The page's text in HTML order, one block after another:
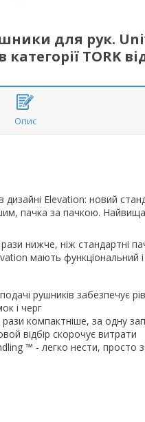
для рук.
TORK
Опис
Elevation: новий
пачка за пачкою. Найвища
нижче, ніж стандартні
мають функціональний
рушників забезпечує
і черг
компактніше, за одну
відбір скорочує витрати
™ - легко нести, просто